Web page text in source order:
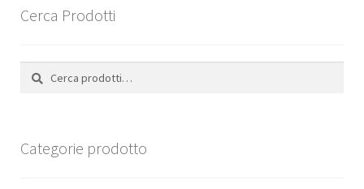
scelte
Cerca Prodotti
Cerca:
Cerca
Categorie prodotto